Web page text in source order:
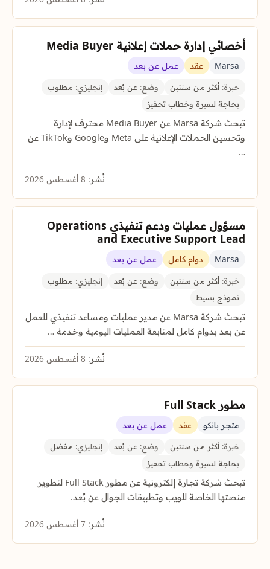
أخصائي إدارة حملات إعلانية Media Buyer
Marsa عقد عمل عن بعد
خبرة: أكثر من سنتين وضع: عن بُعد إنجليزي: مطلوب
بحاجة لسيرة وخطاب تحفيز
تبحث شركة Marsa عن Media Buyer محترف لإدارة
وتحسين الحملات الإعلانية على Meta وGoogle وTikTok عن
…
نُشر:
مسؤول عمليات ودعم تنفيذي Operations
and Executive Support Lead
Marsa دوام كامل عمل عن بعد
خبرة: أكثر من سنتين وضع: عن بُعد إنجليزي: مطلوب
نموذج بسيط
تبحث شركة Marsa عن مدير عمليات ومساعد تنفيذي للعمل
عن بعد بدوام كامل لمتابعة العمليات اليومية وخدمة …
نُشر:
مطور Full Stack
متجر بانكو عقد عمل عن بعد
خبرة: أكثر من سنتين وضع: عن بُعد إنجليزي: مفضل
بحاجة لسيرة وخطاب تحفيز
تبحث شركة تجارة إلكترونية عن مطور Full Stack لتطوير
منصتها الخاصة للويب وتطبيقات الجوال عن بُعد.
نُشر: